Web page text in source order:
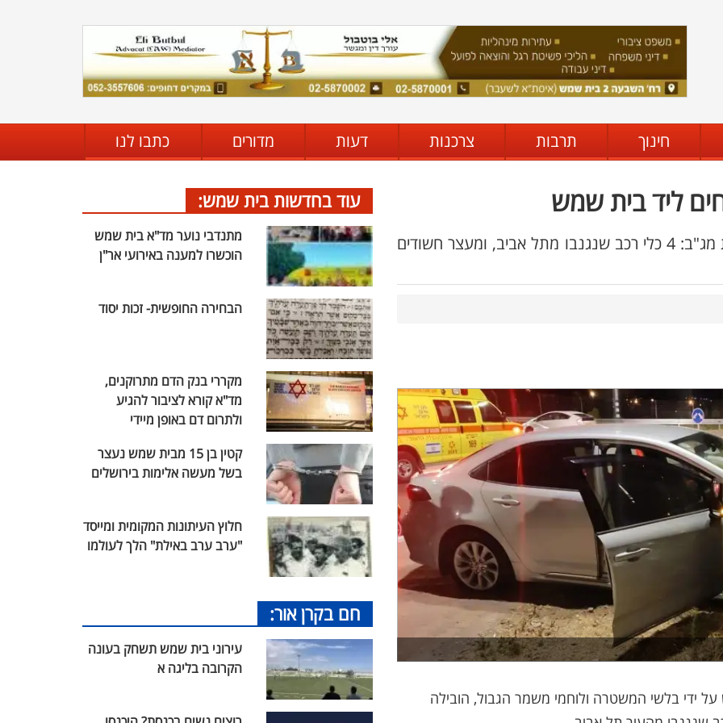
חינוך תרבות צרכנות דעות מדורים כתבו לנו
ליד בית שמש
שלל הפעילות הלילה במשטרה בשילוב כוחות מג"ב: 4 כלי רכב שנגנבו מתל אביב, ומעצר חשודים
ידי בלשי המשטרה ולוחמי משמר הגבול, הובילה
עוד בחדשות בית שמש:
מתנדבי נוער מד"א בית שמש
הוכשרו למענה באירועי אר"ן
הבחירה החופשית- זכות יסוד
מקררי בנק הדם מתרוקנים,
מד"א קורא לציבור להגיע
ולתרום דם באופן מיידי
קטין בן 15 מבית שמש נעצר
בשל מעשה אלימות בירושלים
חלוץ העיתונות המקומית ומייסד
"ערב ערב באילת" הלך לעולמו
חם בקרן אור:
עירוני בית שמש תשחק בעונה
הקרובה בליגה א